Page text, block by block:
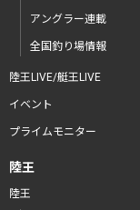
アングラー連載
全国釣り場情報
陸王LIVE/艇王LIVE
イベント
プライムモニター
陸王
陸王